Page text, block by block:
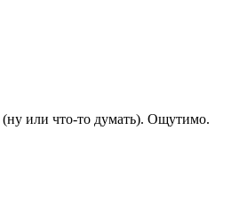
(ну или что-то думать). Ощутимо.